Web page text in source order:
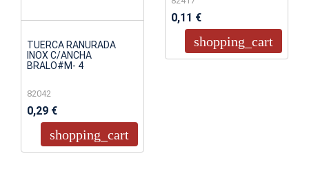
TUERCA RANURADA
INOX C/ANCHA
BRALO#M- 4
82042
0,29 €
shopping_cart
0,11 €
shopping_cart